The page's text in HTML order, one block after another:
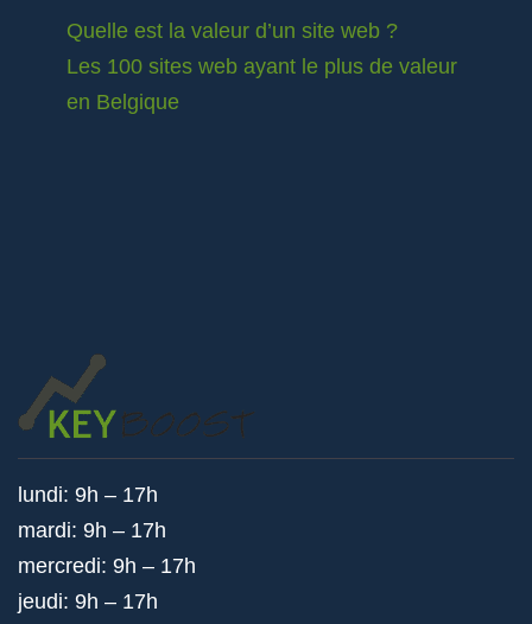
Quelle est la valeur d’un site web ?
Les 100 sites web ayant le plus de valeur
en Belgique
lundi: 9h – 17h
mardi: 9h – 17h
mercredi: 9h – 17h
jeudi: 9h – 17h